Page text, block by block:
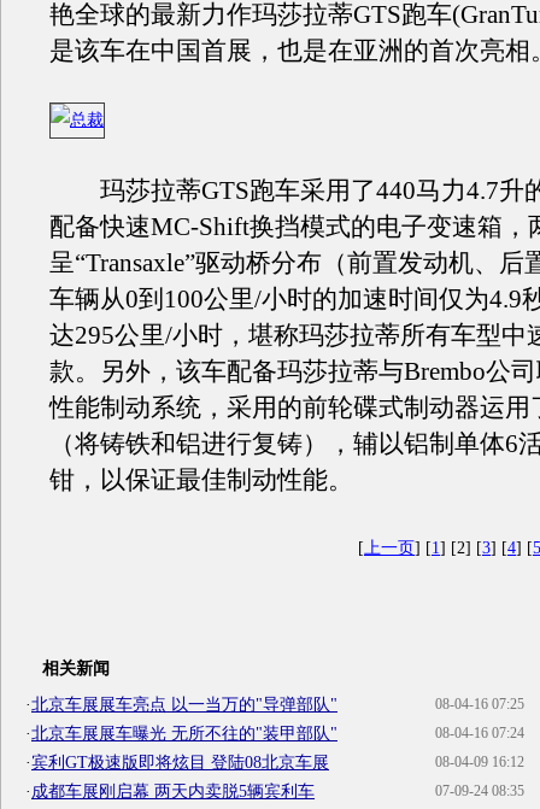
艳全球的最新力作玛莎拉蒂GTS跑车
是该车在中国首展，也是在亚洲的首次亮相
玛莎拉蒂GTS跑车采用了440马力4.7升
配备快速MC-Shift换挡模式的电子变速箱，
呈“Transaxle”驱动桥分布（前置发动机、后
车辆从0到100公里/小时的加速时间仅为4.9
达295公里/小时，堪称玛莎拉蒂所有车型中
款。另外，该车配备玛莎拉蒂与Brembo公
性能制动系统，采用的前轮碟式制动器运用
（将铸铁和铝进行复铸），辅以铝制单体6
钳，以保证最佳制动性能。
[上一页] [1] [2] [3] [4] [5
相关新闻
08-04-16 07:25
·北京车展展车亮点 以一当万的"导弹部队"
08-04-16 07:24
·北京车展展车曝光 无所不往的"装甲部队"
08-04-09 16:12
·宾利GT极速版即将炫目 登陆08北京车展
07-09-24 08:35
·成都车展刚启幕 两天内卖脱5辆宾利车